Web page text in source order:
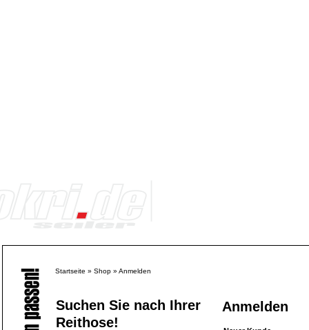
Startseite » Shop » Anmelden
Suchen Sie nach Ihrer
Reithose!
Anmelden